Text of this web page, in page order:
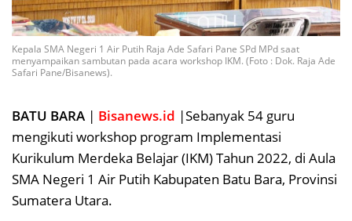
Kepala SMA Negeri 1 Air Putih Raja Ade Safari Pane SPd MPd saat
menyampaikan sambutan pada acara workshop IKM. (Foto : Dok. Raja Ade
Safari Pane/Bisanews).
BATU BARA | Bisanews.id |Sebanyak 54 guru
mengikuti workshop program Implementasi
Kurikulum Merdeka Belajar (IKM) Tahun 2022, di Aula
SMA Negeri 1 Air Putih Kabupaten Batu Bara, Provinsi
Sumatera Utara.